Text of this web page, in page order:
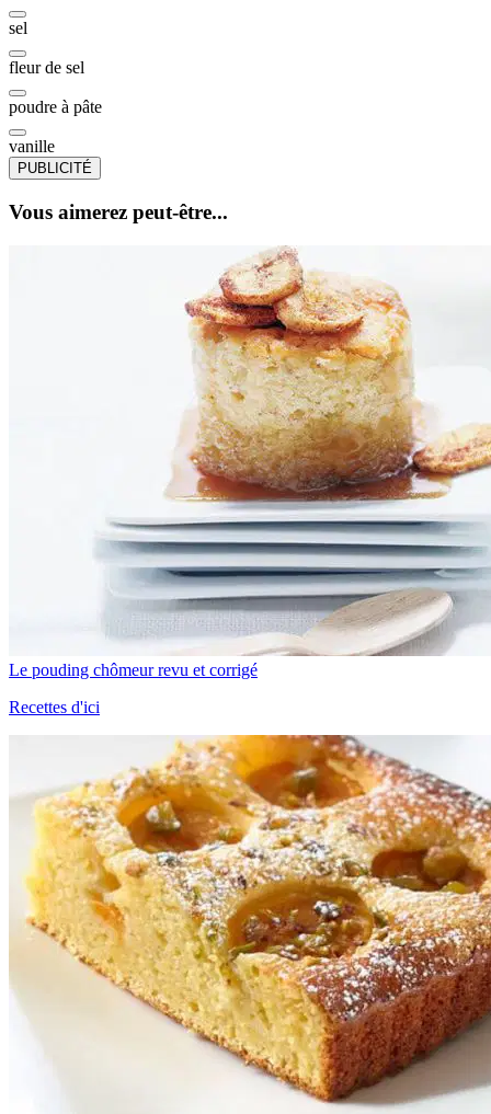
sel
fleur de sel
poudre à pâte
vanille
PUBLICITÉ
Vous aimerez peut-être...
Le pouding chômeur revu et corrigé
Recettes d'ici